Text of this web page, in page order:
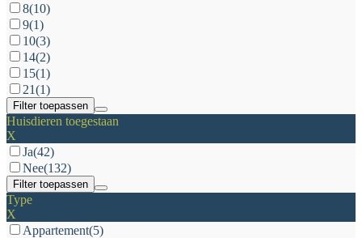
8(10)
9(1)
10(3)
14(2)
15(1)
21(1)
Filter toepassen
Huisdieren toegestaan
X
Ja(42)
Nee(132)
Filter toepassen
Type
X
Appartement(5)